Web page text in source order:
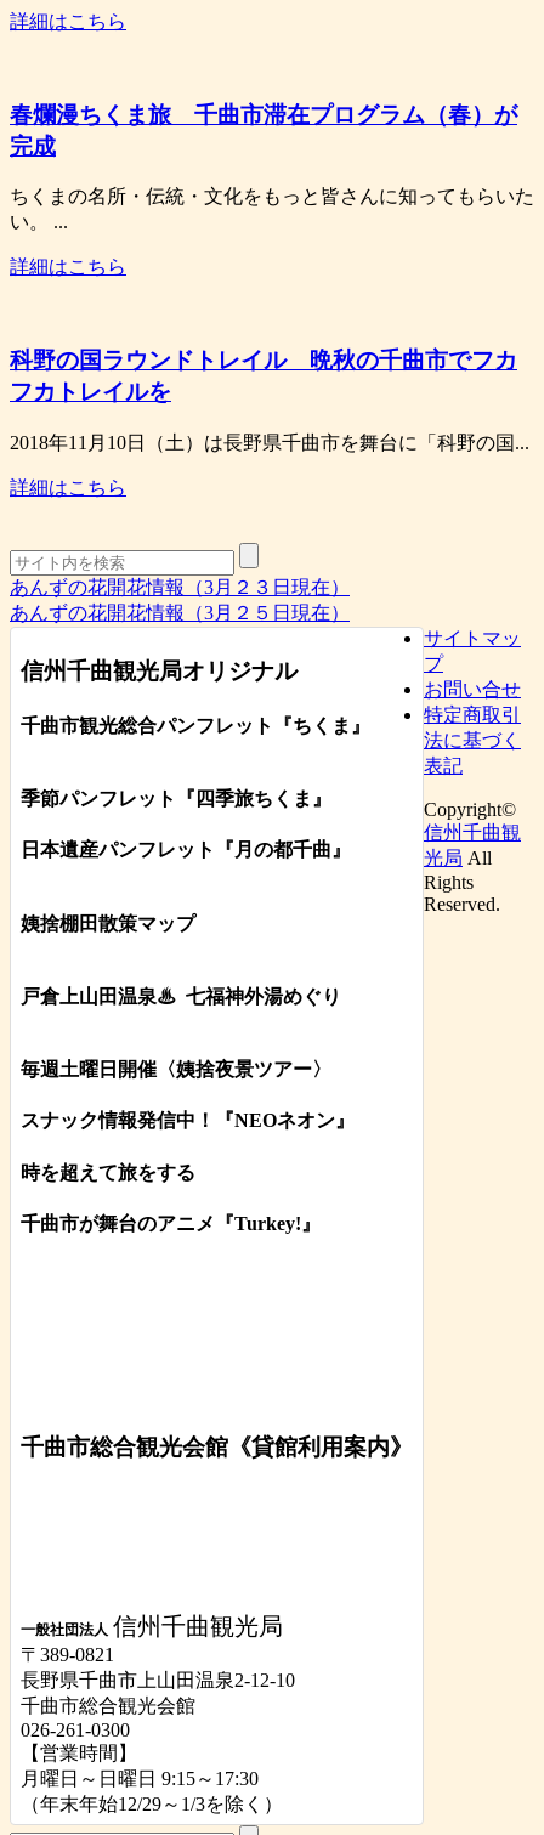
詳細はこちら
春爛漫ちくま旅 千曲市滞在プログラム（春）が
完成
ちくまの名所・伝統・文化をもっと皆さんに知ってもらいた
い。 ...
詳細はこちら
科野の国ラウンドトレイル 晩秋の千曲市でフカ
フカトレイルを
2018年11月10日（土）は長野県千曲市を舞台に「科野の国...
詳細はこちら
あんずの花開花情報（3月２３日現在）
あんずの花開花情報（3月２５日現在）
信州千曲観光局オリジナル
千曲市観光総合パンフレット 『ちくま 』
季節パンフレット『四季旅ちくま』
日本遺産パンフレット 『月の都千曲 』
姨捨棚田散策マップ
戸倉上山田温泉♨ 七福神外湯めぐり
毎週土曜日開催〈姨捨夜景ツアー〉
スナック情報発信中！『NEOネオン』
時を超えて旅をする
千曲市が舞台のアニメ『Turkey!』
千曲市総合観光会館《貸館利用案内》
一般社団法人 信州千曲観光局
〒389-0821
長野県千曲市上山田温泉2-12-10
千曲市総合観光会館
026-261-0300
【営業時間】
月曜日～日曜日 9:15～17:30
（年末年始12/29～1/3を除く）
サイトマッ
プ
お問い合せ
特定商取引
法に基づく
表記
Copyright©
信州千曲観
光局 All
Rights
Reserved.